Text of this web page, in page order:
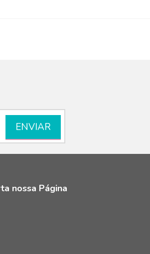
nossa Página